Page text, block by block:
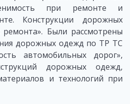
при ремонте и
Конструкции дорожных
Были рассмотрены
дорожных одежд по ТР ТС
автомобильных дорог»,
дорожных одежд,
и технологий при